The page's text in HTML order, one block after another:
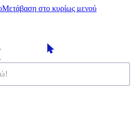
Μετάβαση στο κυρίως μενού